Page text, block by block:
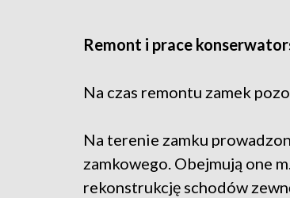
Remont i prace
Na czas remontu zamek
Na terenie zamku
zamkowego. Obejmują one
rekonstrukcję schodów